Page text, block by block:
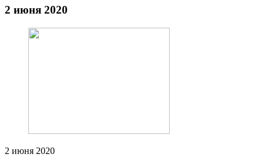
2 июня 2020
2 июня 2020